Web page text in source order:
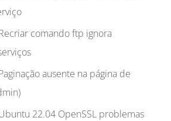
comando ftp ignora
ausente na página de
22.04 OpenSSL problemas